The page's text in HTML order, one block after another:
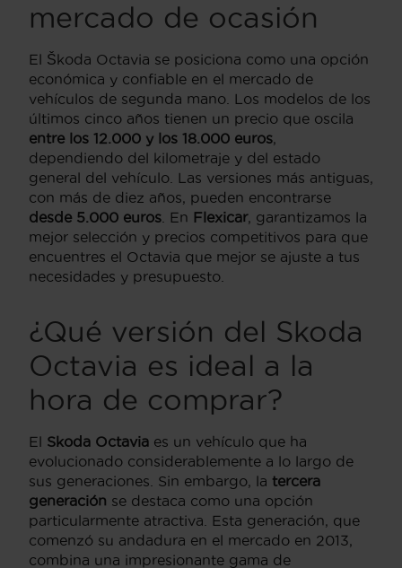
mercado de ocasión
El Škoda Octavia se posiciona como una opción
económica y confiable en el mercado de
vehículos de segunda mano. Los modelos de los
últimos cinco años tienen un precio que oscila
entre los 12.000 y los 18.000 euros
dependiendo del kilometraje y del estado
general del vehículo. Las versiones más antiguas,
con más de diez años, pueden encontrarse
desde 5.000 euros . En Flexicar, garantizamos la
mejor selección y precios competitivos para que
encuentres el Octavia que mejor se ajuste a tus
necesidades y presupuesto.
¿Qué versión del Skoda
Octavia es ideal a la
hora de comprar?
El Skoda Octavia es un vehículo que ha
evolucionado considerablemente a lo largo de
sus generaciones. Sin embargo, la tercera
generación se destaca como una opción
particularmente atractiva. Esta generación, que
comenzó su andadura en el mercado en 2013,
combina una impresionante gama de